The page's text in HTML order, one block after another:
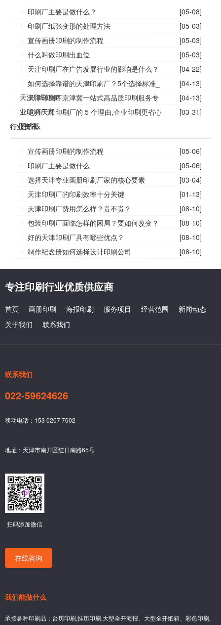
印刷厂主要是做什么？
[05-08]
印刷厂纸张变形的处理方法
[05-03]
宣传画册印刷的制作流程
[05-03]
什么叫做印刷出血位
[05-03]
天津印刷厂在广告发展行业的影响是什么？
[04-22]
如何选择靠谱的天津印刷厂？5个选择标准_
天津印刷攻略
[04-13]
天津印刷厂京津冀一站式高品质印刷服务专
业印刷厂家
[04-13]
选择天津印刷厂的 5 个理由,企业印刷更省心
更省钱
[03-31]
行业资讯
宣传画册印刷的制作流程
[05-06]
印刷厂主要是做什么
[05-06]
选择天津专业画册印刷厂家的核心要素
[03-04]
天津印刷厂的印刷效率十分关键
[01-13]
天津印刷厂费用怎么样？贵不贵？
[08-10]
包装印刷厂面临怎样的困局？要如何改变？
[08-10]
好的天津印刷厂具有哪些优点？
[08-10]
制作纪念册如何选择设计印刷公司
[08-10]
专注印刷行业优质供应商
首页 画册印刷 海报印刷 服务项目 经营范围
新闻动态
关于我们
联系我们
联系我们
022-59624626
移动电话：153 0207 7602
地址：天津市南开区红日南路65号
扫码添加微信
在线咨询
我们能做什么
承接各种印刷品：台历印刷,挂历印刷,大型全开海报、大型全开纸箱、彩色印刷,